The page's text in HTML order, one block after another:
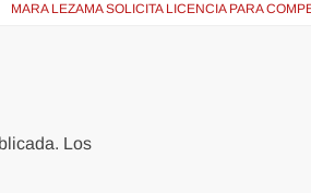
MARA LEZAMA SOLICITA LICENCIA PARA
Los